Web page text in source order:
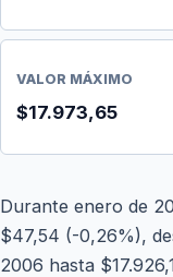
VALOR MÁXIMO
$17.973,65
Durante enero de
$47,54 (-0,26%),
2006 hasta